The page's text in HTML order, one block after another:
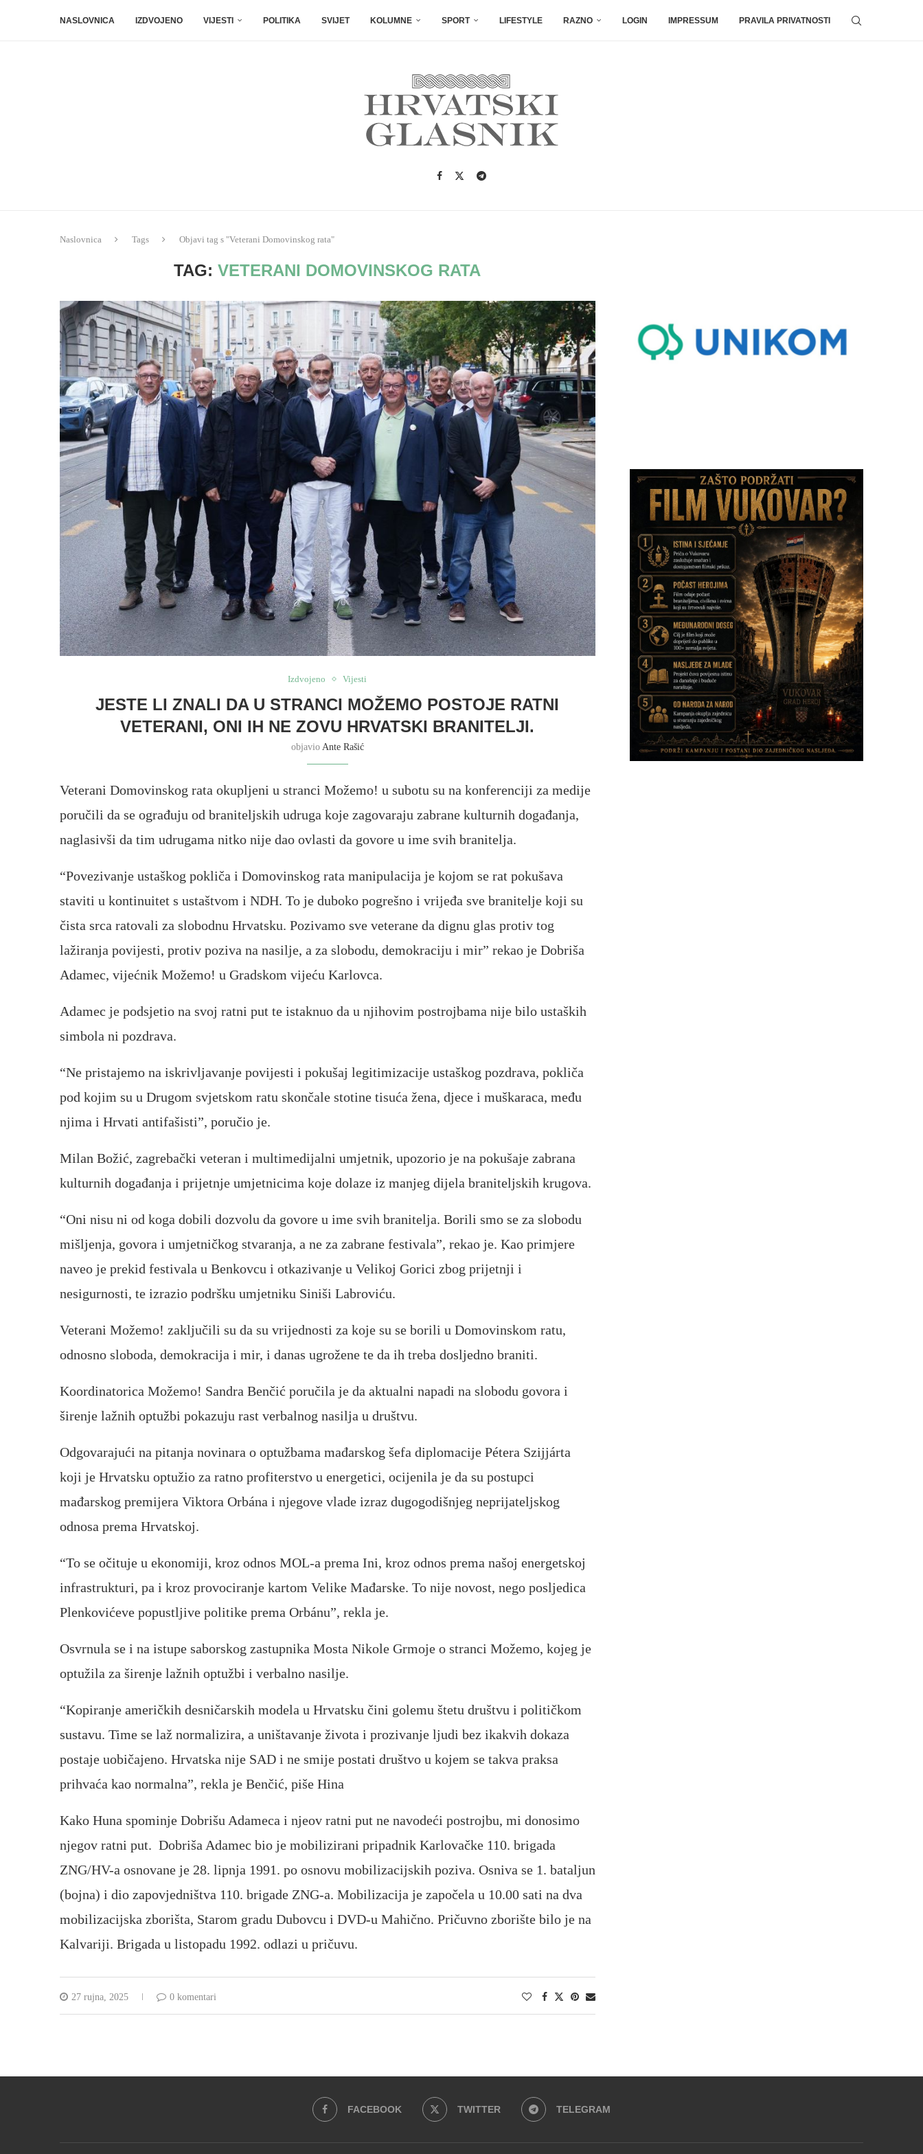
NASLOVNICA IZDVOJENO VIJESTI POLITIKA SVIJET KOLUMNE SPORT LIFESTYLE RAZNO LOGIN IMPRESSUM PRAVILA PRIVATNOSTI
Naslovnica Tags Objavi tag s "Veterani Domovinskog rata"
TAG:VETERANI DOMOVINSKOG RATA
Izdvojeno Vijesti
JESTE LI ZNALI DA U STRANCI MOŽEMO POSTOJE RATNI
VETERANI, ONI IH NE ZOVU HRVATSKI BRANITELJI.
objavio Ante Rašić
Veterani Domovinskog rata okupljeni u stranci Možemo! u subotu su na konferenciji za medije
poručili da se ograđuju od braniteljskih udruga koje zagovaraju zabrane kulturnih događanja,
naglasivši da tim udrugama nitko nije dao ovlasti da govore u ime svih branitelja.
“Povezivanje ustaškog pokliča i Domovinskog rata manipulacija je kojom se rat pokušava
staviti u kontinuitet s ustaštvom i NDH. To je duboko pogrešno i vrijeđa sve branitelje koji su
čista srca ratovali za slobodnu Hrvatsku. Pozivamo sve veterane da dignu glas protiv tog
lažiranja povijesti, protiv poziva na nasilje, a za slobodu, demokraciju i mir” rekao je Dobriša
Adamec, vijećnik Možemo! u Gradskom vijeću Karlovca.
Adamec je podsjetio na svoj ratni put te istaknuo da u njihovim postrojbama nije bilo ustaških
simbola ni pozdrava.
“Ne pristajemo na iskrivljavanje povijesti i pokušaj legitimizacije ustaškog pozdrava, pokliča
pod kojim su u Drugom svjetskom ratu skončale stotine tisuća žena, djece i muškaraca, među
njima i Hrvati antifašisti”, poručio je.
Milan Božić, zagrebački veteran i multimedijalni umjetnik, upozorio je na pokušaje zabrana
kulturnih događanja i prijetnje umjetnicima koje dolaze iz manjeg dijela braniteljskih krugova.
“Oni nisu ni od koga dobili dozvolu da govore u ime svih branitelja. Borili smo se za slobodu
mišljenja, govora i umjetničkog stvaranja, a ne za zabrane festivala”, rekao je. Kao primjere
naveo je prekid festivala u Benkovcu i otkazivanje u Velikoj Gorici zbog prijetnji i
nesigurnosti, te izrazio podršku umjetniku Siniši Labroviću.
Veterani Možemo! zaključili su da su vrijednosti za koje su se borili u Domovinskom ratu,
odnosno sloboda, demokracija i mir, i danas ugrožene te da ih treba dosljedno braniti.
Koordinatorica Možemo! Sandra Benčić poručila je da aktualni napadi na slobodu govora i
širenje lažnih optužbi pokazuju rast verbalnog nasilja u društvu.
Odgovarajući na pitanja novinara o optužbama mađarskog šefa diplomacije Pétera Szijjárta
koji je Hrvatsku optužio za ratno profiterstvo u energetici, ocijenila je da su postupci
mađarskog premijera Viktora Orbána i njegove vlade izraz dugogodišnjeg neprijateljskog
odnosa prema Hrvatskoj.
“To se očituje u ekonomiji, kroz odnos MOL-a prema Ini, kroz odnos prema našoj energetskoj
infrastrukturi, pa i kroz provociranje kartom Velike Mađarske. To nije novost, nego posljedica
Plenkovićeve popustljive politike prema Orbánu”, rekla je.
Osvrnula se i na istupe saborskog zastupnika Mosta Nikole Grmoje o stranci Možemo, kojeg je
optužila za širenje lažnih optužbi i verbalno nasilje.
“Kopiranje američkih desničarskih modela u Hrvatsku čini golemu štetu društvu i političkom
sustavu. Time se laž normalizira, a uništavanje života i prozivanje ljudi bez ikakvih dokaza
postaje uobičajeno. Hrvatska nije SAD i ne smije postati društvo u kojem se takva praksa
prihvaća kao normalna”, rekla je Benčić, piše Hina
Kako Huna spominje Dobrišu Adameca i njeov ratni put ne navodeći postrojbu, mi donosimo
njegov ratni put. Dobriša Adamec bio je mobilizirani pripadnik Karlovačke 110. brigada
ZNG/HV-a osnovane je 28. lipnja 1991. po osnovu mobilizacijskih poziva. Osniva se 1. bataljun
(bojna) i dio zapovjedništva 110. brigade ZNG-a. Mobilizacija je započela u 10.00 sati na dva
mobilizacijska zborišta, Starom gradu Dubovcu i DVD-u Mahično. Pričuvno zborište bilo je na
Kalvariji. Brigada u listopadu 1992. odlazi u pričuvu.
27 rujna, 2025 0 komentari
FACEBOOK TWITTER TELEGRAM